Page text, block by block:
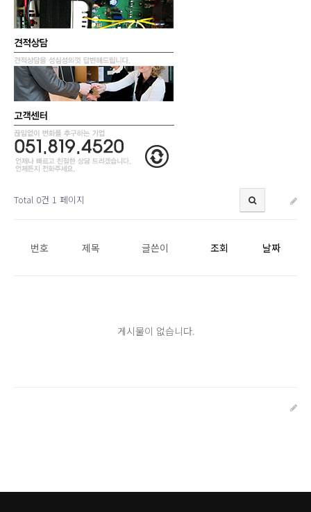
Total 0건 1 페이지
번호 제목 글쓴이 조회 날짜
게시물이 없습니다.